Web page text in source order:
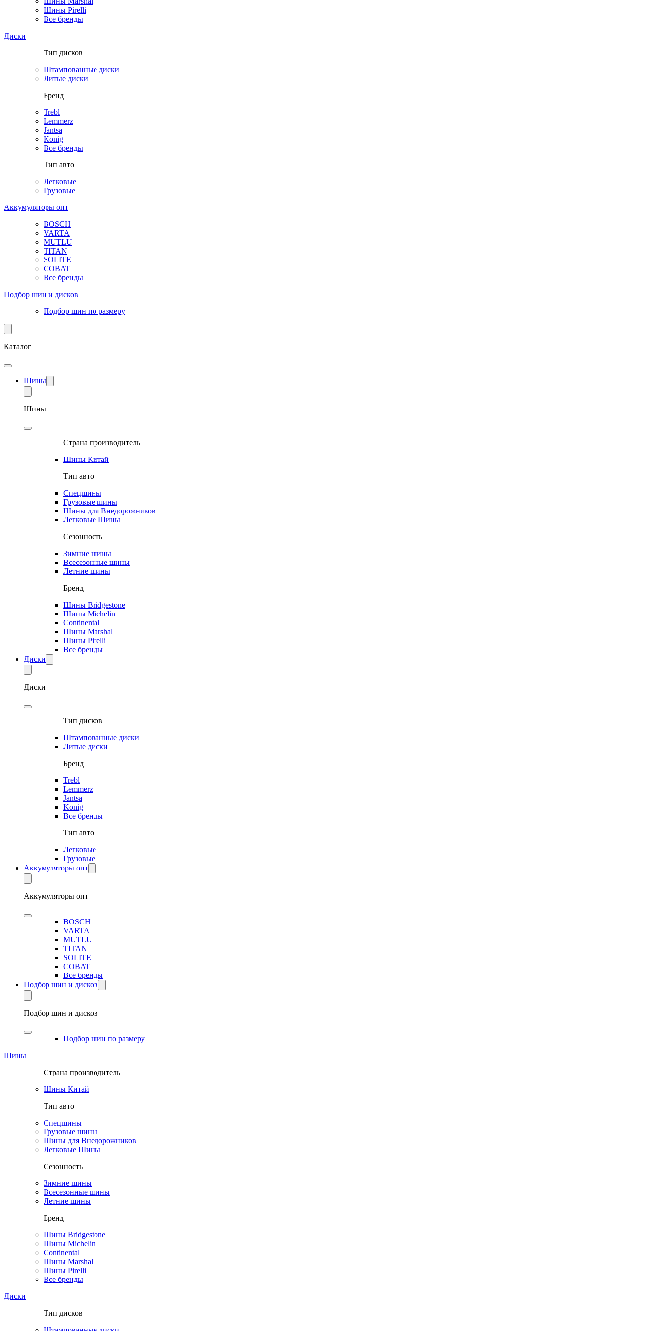
Шины Pirelli
Все бренды
Диски
Тип дисков
Штампованные диски
Литые диски
Бренд
Trebl
Lemmerz
Jantsa
Konig
Все бренды
Тип авто
Легковые
Грузовые
Аккумуляторы опт
BOSCH
VARTA
MUTLU
TITAN
SOLITE
COBAT
Все бренды
Подбор шин и дисков
Подбор шин по размеру
Каталог
Шины
Шины
Страна производитель
Шины Китай
Тип авто
Спецшины
Грузовые шины
Шины для Внедорожников
Легковые Шины
Сезонность
Зимние шины
Всесезонные шины
Летние шины
Бренд
Шины Bridgestone
Шины Michelin
Continental
Шины Marshal
Шины Pirelli
Все бренды
Диски
Диски
Тип дисков
Штампованные диски
Литые диски
Бренд
Trebl
Lemmerz
Jantsa
Konig
Все бренды
Тип авто
Легковые
Грузовые
Аккумуляторы опт
Аккумуляторы опт
BOSCH
VARTA
MUTLU
TITAN
SOLITE
COBAT
Все бренды
Подбор шин и дисков
Подбор шин и дисков
Подбор шин по размеру
Шины
Страна производитель
Шины Китай
Тип авто
Спецшины
Грузовые шины
Шины для Внедорожников
Легковые Шины
Сезонность
Зимние шины
Всесезонные шины
Летние шины
Бренд
Шины Bridgestone
Шины Michelin
Continental
Шины Marshal
Шины Pirelli
Все бренды
Диски
Тип дисков